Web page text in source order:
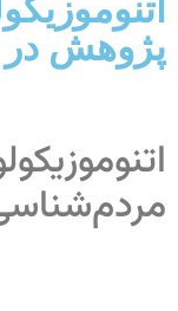
پژوهش